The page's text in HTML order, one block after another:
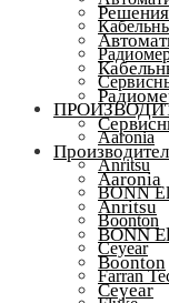
Aaronia
Anritsu
BONN
Boonton
Ceyear
Farran
Aaronia
Anritsu
BONN
Boonton
Ceyear